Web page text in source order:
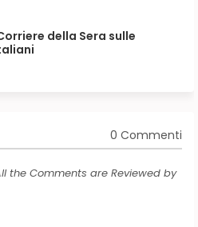
della Sera sulle
0 Commenti
the Comments are Reviewed by